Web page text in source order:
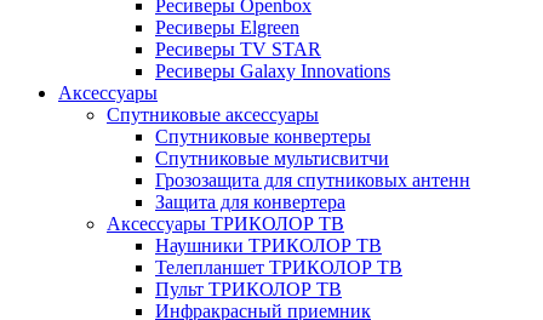
Ресиверы Openbox
Ресиверы Elgreen
Ресиверы TV STAR
Ресиверы Galaxy Innovations
Аксессуары
Спутниковые аксессуары
Спутниковые конвертеры
Спутниковые мультисвитчи
Грозозащита для спутниковых антенн
Защита для конвертера
Аксессуары ТРИКОЛОР ТВ
Наушники ТРИКОЛОР ТВ
Телепланшет ТРИКОЛОР ТВ
Пульт ТРИКОЛОР ТВ
Инфракрасный приемник